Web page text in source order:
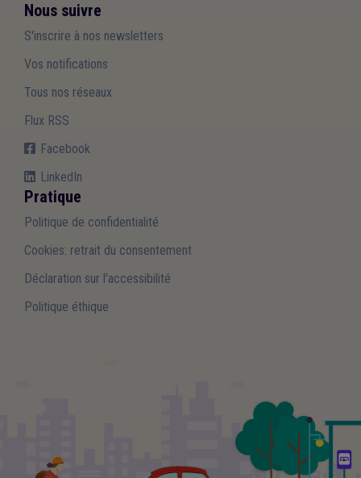
Nous suivre
S'inscrire à nos newsletters
Vos notifications
Tous nos réseaux
Flux RSS
Facebook
LinkedIn
Pratique
Politique de confidentialité
Cookies: retrait du consentement
Déclaration sur l'accessibilité
Politique éthique